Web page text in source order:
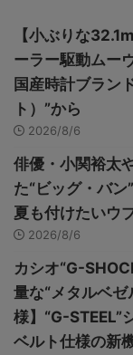
【小ぶりな
ーラー駆動ムー
国産時計ブラン
ト）”から
2026/8/6
俳優・小関裕太
た“ビッグ・バン
夏も付けたいウ
2026/8/6
カシオ“G-
量な“メタルベ
様】“G-STEEL”
ベルト仕様の新